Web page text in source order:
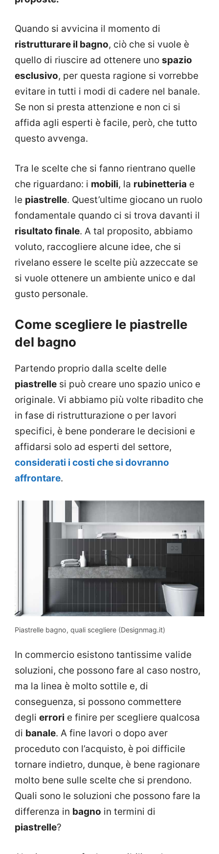
Quando si avvicina il momento di
ristrutturare il bagno, ciò che si vuole è
quello di riuscire ad ottenere uno spazio
esclusivo, per questa ragione si vorrebbe
evitare in tutti i modi di cadere nel banale.
Se non si presta attenzione e non ci si
affida agli esperti è facile, però, che tutto
questo avvenga.
Tra le scelte che si fanno rientrano quelle
che riguardano: i mobili, la rubinetteria e
le piastrelle. Quest’ultime giocano un ruolo
fondamentale quando ci si trova davanti il
risultato finale. A tal proposito, abbiamo
voluto, raccogliere alcune idee, che si
rivelano essere le scelte più azzeccate se
si vuole ottenere un ambiente unico e dal
gusto personale.
Come scegliere le piastrelle
del bagno
Partendo proprio dalla scelte delle
piastrelle si può creare uno spazio unico e
originale. Vi abbiamo più volte ribadito che
in fase di ristrutturazione o per lavori
specifici, è bene ponderare le decisioni e
affidarsi solo ad esperti del settore,
considerati i costi che si dovranno
affrontare.
Piastrelle bagno, quali scegliere (Designmag.it)
In commercio esistono tantissime valide
soluzioni, che possono fare al caso nostro,
ma la linea è molto sottile e, di
conseguenza, si possono commettere
degli errori e finire per scegliere qualcosa
di banale. A fine lavori o dopo aver
proceduto con l’acquisto, è poi difficile
tornare indietro, dunque, è bene ragionare
molto bene sulle scelte che si prendono.
Quali sono le soluzioni che possono fare la
differenza in bagno in termini di
piastrelle?